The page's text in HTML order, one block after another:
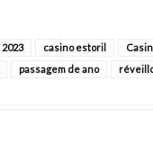
2023 casino estoril
passagem de ano